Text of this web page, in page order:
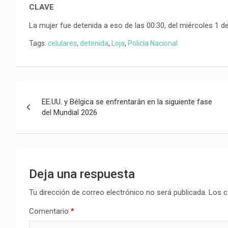
CLAVE
La mujer fue detenida a eso de las 00:30, del miércoles 1
Tags: celulares, detenida, Loja, Policía Nacional
de
entradas
EE.UU. y Bélgica se enfrentarán en la siguiente fase
del Mundial 2026
Deja una respuesta
Tu dirección de correo electrónico no será publicada. Los
Comentario *